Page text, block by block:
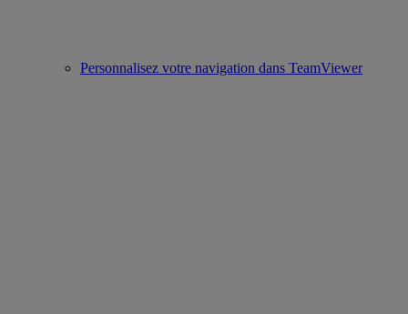
Personnalisez votre navigation dans TeamViewer